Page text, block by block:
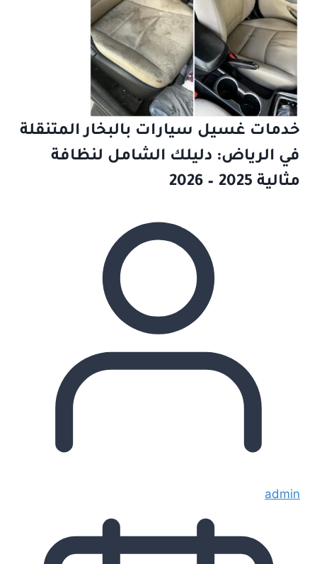
خدمات غسيل سيارات بالبخار المتنقلة
في الرياض: دليلك الشامل لنظافة
مثالية 2025 – 2026
admin